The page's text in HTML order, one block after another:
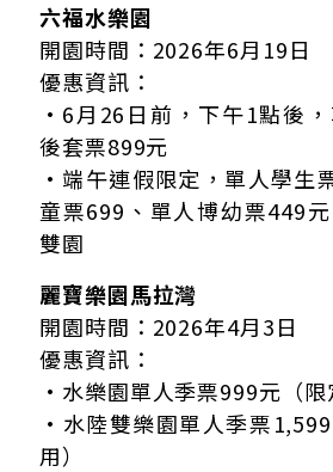
六福水樂園
開園時間：2026年6月19日
優惠資訊：
•6月26日前，下午1點後
後套票899元
•端午連假限定，單人學生
童票699、單人博幼票449
雙園
麗寶樂園馬拉灣
開園時間：2026年4月3日
優惠資訊：
•水樂園單人季票999元（限
•水陸雙樂園單人季票
用）